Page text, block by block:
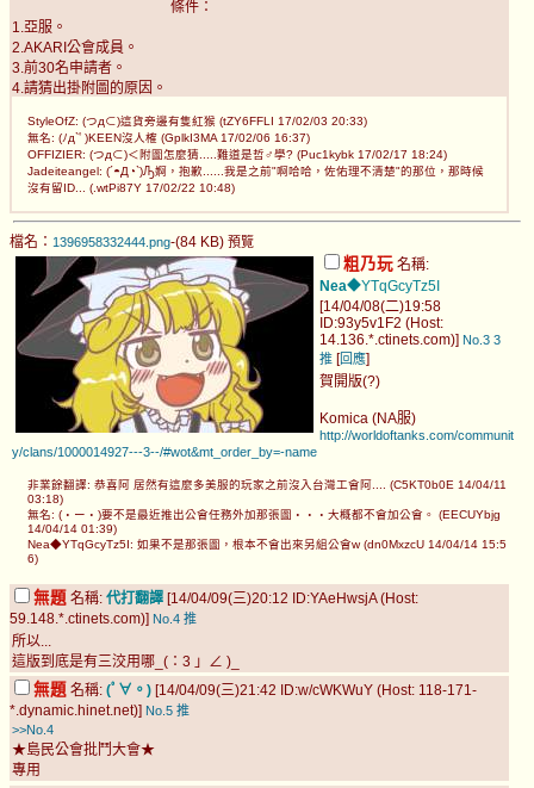
條件：
1.亞服。
2.AKARI公會成員。
3.前30名申請者。
4.請猜出掛附圖的原因。
StyleOfZ: (つд⊂)這貨旁邊有隻紅猴 (tZY6FFLI 17/02/03 20:33)
無名: (ﾉд`ﾟ)KEEN沒人榷 (GplkI3MA 17/02/06 16:37)
OFFIZIER: (つд⊂)＜附圖怎麼猜.....難道是哲♂學? (Puc1kybk 17/02/17 18:24)
Jadeiteangel: (´◓Д◔`)Ԡ婀，抱歉......我是之前"啊哈哈，佐佑理不清楚"的那位，那時候
沒有留ID... (.wtPi87Y 17/02/22 10:48)
檔名： 1396958332444.png-(84 KB) 預覽
粗乃玩 名稱:
Nea◆YTqGcyTz5I
[14/04/08(二)19:58
ID:93y5v1F2 (Host:
14.136.*.ctinets.com)] No.3 3
推 [回應]
賀開版(?)
Komica (NA服)
http://worldoftanks.com/communit
y/clans/1000014927---3--/#wot&mt_order_by=-name
非業餘翻譯: 恭喜阿 居然有這麼多美服的玩家之前沒入台灣工會阿.... (C5KT0b0E 14/04/11
03:18)
無名: (・ー・)要不是最近推出公會任務外加那張圖‧‧‧大概都不會加公會。 (EECUYbjg
14/04/14 01:39)
Nea◆YTqGcyTz5I: 如果不是那張圖，根本不會出來另組公會w (dn0MxzcU 14/04/14 15:5
6)
無題 名稱: 代打翻譯 [14/04/09(三)20:12 ID:YAeHwsjA (Host:
59.148.*.ctinets.com)] No.4 推
所以...
這版到底是有三洨用哪_(：3 」∠ )_
無題 名稱: (ﾟ∀。) [14/04/09(三)21:42 ID:w/cWKWuY (Host: 118-171-
*.dynamic.hinet.net)] No.5 推
>>No.4
★島民公會批鬥大會★
專用